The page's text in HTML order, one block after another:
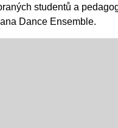
studentů a
Dance Ensemble.
tak pro příležitostné